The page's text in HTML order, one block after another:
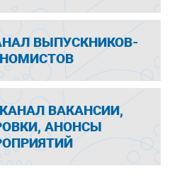
ВЫПУСКНИКОВ-
ВАКАНСИИ,
АНОНСЫ